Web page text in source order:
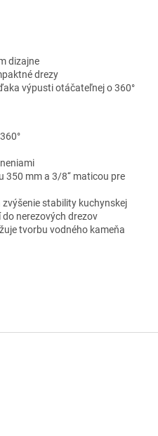
dizajne
drezy
výpusti otáčateľnej o 360°
mm a 3/8‘‘ maticou pre
stability kuchynskej
nerezových drezov
tvorbu vodného kameňa